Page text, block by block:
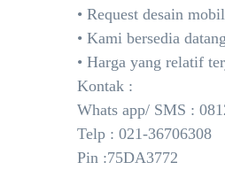
• Request desain
• Kami bersedia
• Harga yang relatif
Kontak :
Whats app/ SMS :
Telp : 021-36706308
Pin :75DA3772